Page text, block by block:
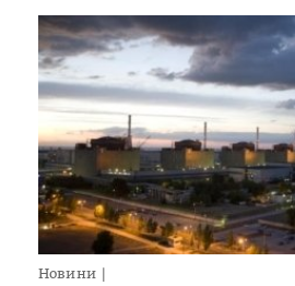
Новини